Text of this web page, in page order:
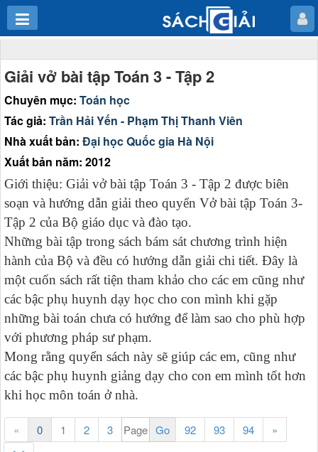
Giải vở bài tập Toán 3 - Tập 2
Chuyên mục: Toán học
Tác giả: Trần Hải Yến - Phạm Thị Thanh Viên
Nhà xuất bản: Đại học Quốc gia Hà Nội
Xuất bản năm: 2012
Giới thiệu: Giải vở bài tập Toán 3 - Tập 2 được biên
soạn và hướng dẫn giải theo quyển Vở bài tập Toán 3-
Tập 2 của Bộ giáo dục và đào tạo.
Những bài tập trong sách bám sát chương trình hiện
hành của Bộ và đều có hướng dẫn giải chi tiết. Đây là
một cuốn sách rất tiện tham khảo cho các em cũng như
các bậc phụ huynh dạy học cho con mình khi gặp
những bài toán chưa có hướng để làm sao cho phù hợp
với phương pháp sư phạm.
Mong rằng quyển sách này sẽ giúp các em, cũng như
các bậc phụ huynh giảng dạy cho con em mình tốt hơn
khi học môn toán ở nhà.
« 0 1 2 3 92 93 94
»